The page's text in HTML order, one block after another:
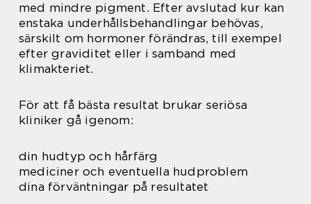
med mindre pigment. Efter avslutad kur kan
enstaka underhållsbehandlingar behövas,
särskilt om hormoner förändras, till exempel
efter graviditet eller i samband med
klimakteriet.
För att få bästa resultat brukar seriösa
kliniker gå igenom:
din hudtyp och hårfärg
mediciner och eventuella hudproblem
dina förväntningar på resultatet